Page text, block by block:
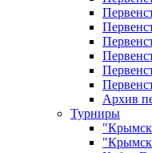
Архив
Турниры